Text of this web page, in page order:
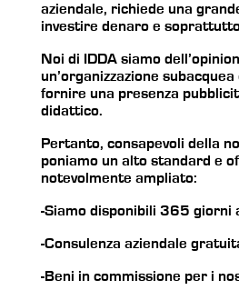
aziendale, richiede una
investire denaro e
Noi di IDDA siamo
un’organizzazione
fornire una presenza
didattico.
Pertanto, consapevoli della
poniamo un alto standard e
notevolmente ampliato:
-Siamo disponibili 365 giorni
-Consulenza aziendale
-Beni in commissione per i